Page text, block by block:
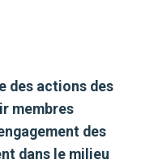
des actions des
membres
des
dans le milieu